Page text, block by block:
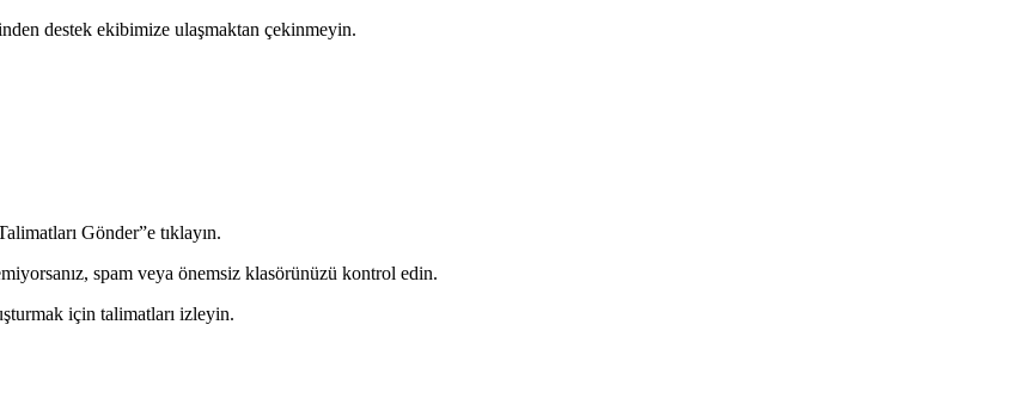
destek ekibimize ulaşmaktan çekinmeyin.
Gönder”e tıklayın.
spam veya önemsiz klasörünüzü kontrol edin.
için talimatları izleyin.